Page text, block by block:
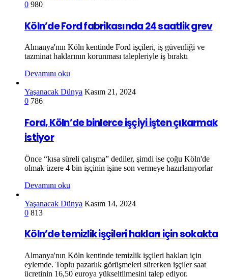
0 980
Köln’de Ford fabrikasında 24 saatlik grev
Almanya'nın Köln kentinde Ford işçileri, iş güvenliği ve
tazminat haklarının korunması talepleriyle iş bıraktı
Devamını oku
Yaşanacak Dünya Kasım 21, 2024
0 786
Ford, Köln’de binlerce işçiyi işten çıkarmak
istiyor
Önce “kısa süreli çalışma” dediler, şimdi ise çoğu Köln'de
olmak üzere 4 bin işçinin işine son vermeye hazırlanıyorlar
Devamını oku
Yaşanacak Dünya Kasım 14, 2024
0 813
Köln’de temizlik işçileri hakları için sokakta
Almanya'nın Köln kentinde temizlik işçileri hakları için
eylemde. Toplu pazarlık görüşmeleri sürerken işçiler saat
ücretinin 16,50 euroya yükseltilmesini talep ediyor.